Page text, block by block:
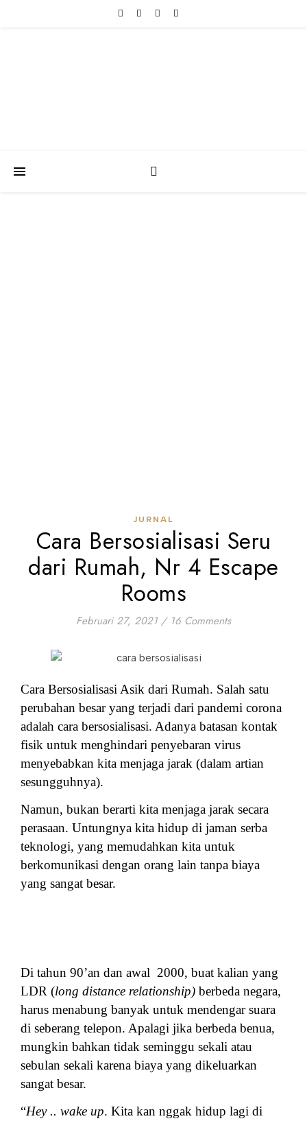
JURNAL
Cara Bersosialisasi Seru
dari Rumah, Nr 4 Escape
Rooms
Februari 27, 2021 / 16 Comments
Cara Bersosialisasi Asik dari Rumah. Salah satu
perubahan besar yang terjadi dari pandemi corona
adalah cara bersosialisasi. Adanya batasan kontak
fisik untuk menghindari penyebaran virus
menyebabkan kita menjaga jarak (dalam artian
sesungguhnya).
Namun, bukan berarti kita menjaga jarak secara
perasaan. Untungnya kita hidup di jaman serba
teknologi, yang memudahkan kita untuk
berkomunikasi dengan orang lain tanpa biaya
yang sangat besar.
Di tahun 90’an dan awal 2000, buat kalian yang
LDR (long distance relationship) berbeda negara,
harus menabung banyak untuk mendengar suara
di seberang telepon. Apalagi jika berbeda benua,
mungkin bahkan tidak seminggu sekali atau
sebulan sekali karena biaya yang dikeluarkan
sangat besar.
“Hey .. wake up. Kita kan nggak hidup lagi di